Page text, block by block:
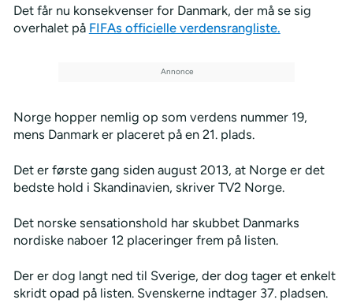
Det får nu konsekvenser for Danmark, der må se sig
overhalet på FIFAs officielle verdensrangliste.
Norge hopper nemlig op som verdens nummer 19,
mens Danmark er placeret på en 21. plads.
Det er første gang siden august 2013, at Norge er det
bedste hold i Skandinavien, skriver TV2 Norge.
Det norske sensationshold har skubbet Danmarks
nordiske naboer 12 placeringer frem på listen.
Der er dog langt ned til Sverige, der dog tager et enkelt
skridt opad på listen. Svenskerne indtager 37. pladsen.